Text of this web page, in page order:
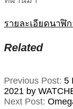
รายละเอียดนาฬิก
Related
2022-
01-
05
Previous Post: 5
2021 by
Next Post: